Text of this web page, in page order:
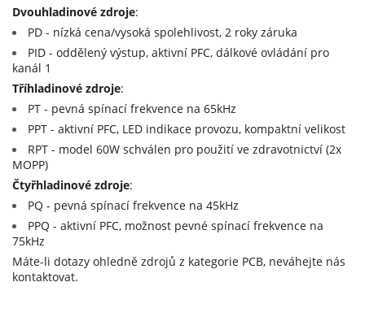
Dvouhladinové zdroje:
PD - nízká cena/vysoká spolehlivost, 2 roky záruka
PID - oddělený výstup, aktivní PFC, dálkové ovládání pro
kanál 1
Tříhladinové zdroje:
PT - pevná spínací frekvence na 65kHz
PPT - aktivní PFC, LED indikace provozu, kompaktní velikost
RPT - model 60W schválen pro použití ve zdravotnictví (2x
MOPP)
Čtyřhladinové zdroje:
PQ - pevná spínací frekvence na 45kHz
PPQ - aktivní PFC, možnost pevné spínací frekvence na
75kHz
Máte-li dotazy ohledně zdrojů z kategorie PCB, neváhejte nás
kontaktovat.